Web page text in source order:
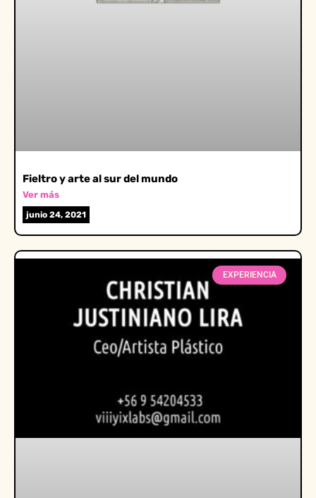
Fieltro y arte al sur del mundo
Ver más
junio 24, 2021
EXPERIENCIA